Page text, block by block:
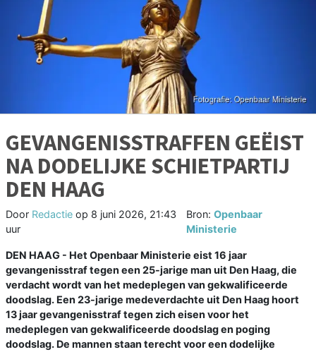
GEVANGENISSTRAFFEN GEËIST
NA DODELIJKE SCHIETPARTIJ
DEN HAAG
Door Redactie op 8 juni 2026, 21:43
uur
Bron:Openbaar
Ministerie
DEN HAAG - Het Openbaar Ministerie eist 16 jaar
gevangenisstraf tegen een 25-jarige man uit Den Haag, die
verdacht wordt van het medeplegen van gekwalificeerde
doodslag. Een 23-jarige medeverdachte uit Den Haag hoort
13 jaar gevangenisstraf tegen zich eisen voor het
medeplegen van gekwalificeerde doodslag en poging
doodslag. De mannen staan terecht voor een dodelijke